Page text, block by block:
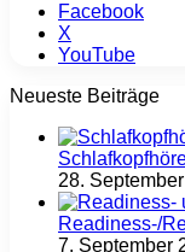
Facebook
X
YouTube
Neueste Beiträge
28.
Readiness-/
7. September